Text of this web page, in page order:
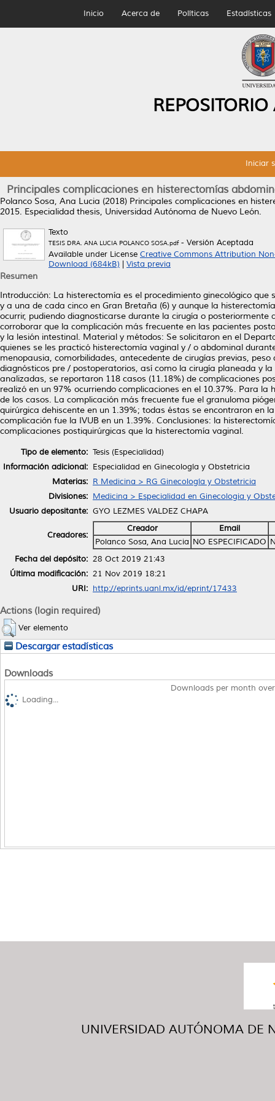
Inicio Acerca de Políticas Estadísticas
Iniciar
Principales complicaciones en histerectomías
Polanco Sosa, Ana Lucia (2018) Principales complicaciones en
2015. Especialidad thesis, Universidad Autónoma de Nuevo León.
Texto
TESIS DRA. ANA LUCIA POLANCO SOSA.pdf- Versión Aceptada
Available under License Creative Commons Attribution
Download (684kB)
Vista previa
Resumen
Introducción: La histerectomía es el procedimiento ginecológico
y a una de cada cinco en Gran Bretaña (6) y aunque la
ocurrir, pudiendo diagnosticarse durante la cirugía o
corroborar que la complicación más frecuente en las pacientes
y la lesión intestinal. Material y métodos: Se solicitaron en el
quienes se les practicó histerectomía vaginal y / o abdominal
menopausia, comorbilidades, antecedente de cirugías previas,
diagnósticos pre / postoperatorios, así como la cirugía planeada y
analizadas, se reportaron 118 casos (11.18%) de complicaciones
realizó en un 97% ocurriendo complicaciones en el 10.37%. Para
de los casos. La complicación más frecuente fue el granuloma
quirúrgica dehiscente en un 1.39%; todas éstas se encontraron
complicación fue la IVUB en un 1.39%. Conclusiones: la
complicaciones postiquirúrgicas que la histerectomía vaginal.
Tipo de elemento: Tesis (Especialidad)
Información adicional: Especialidad en Ginecología y Obstetricia
Materias: R Medicina > RG Ginecología y Obstetricia
Divisiones: Medicina > Especialidad en Ginecologia y
Usuario depositante: GYO LEZMES VALDEZ CHAPA
Creadores:
Creador
Email
Polanco Sosa, Ana Lucia NO ESPECIFICADO
Fecha del depósito: 28 Oct 2019 21:43
Última modificación: 21 Nov 2019 18:21
URI: http://eprints.uanl.mx/id/eprint/17433
Actions (login required)
Ver elemento
Descargar estadísticas
Downloads
Downloads per month
Loading...
UNIVERSIDAD AUTÓNOMA DE